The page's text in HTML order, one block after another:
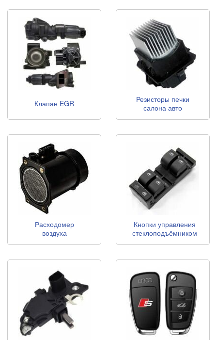
Клапан EGR
Резисторы печки
салона авто
Расходомер
воздуха
Кнопки управления
стеклоподъёмником